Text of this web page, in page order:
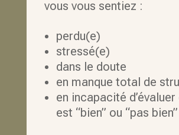
vous vous sentiez :
perdu(e)
stressé(e)
dans le doute
en manque total de
en incapacité d’évaluer
est “bien” ou “pas bien”